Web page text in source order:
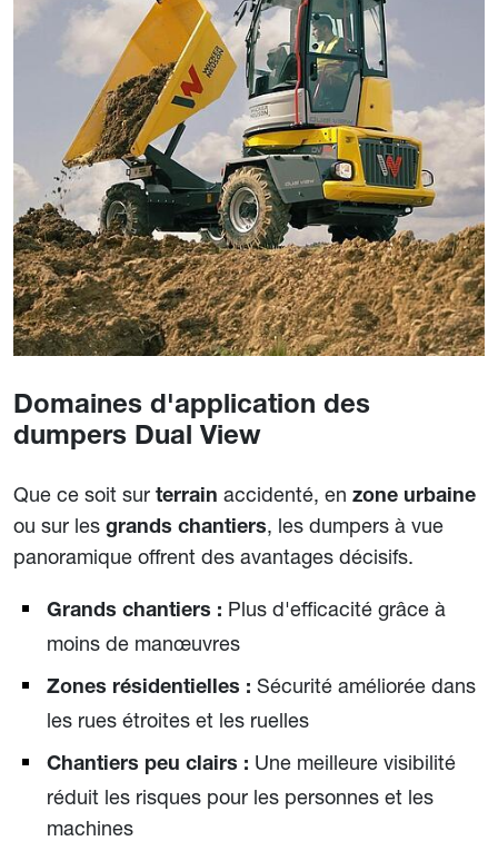
Domaines d'application des
dumpers Dual View
Que ce soit sur terrain accidenté, en zone urbaine
ou sur les grands chantiers, les dumpers à vue
panoramique offrent des avantages décisifs.
Grands chantiers : Plus d'efficacité grâce à
moins de manœuvres
Zones résidentielles : Sécurité améliorée dans
les rues étroites et les ruelles
Chantiers peu clairs : Une meilleure visibilité
réduit les risques pour les personnes et les
machines